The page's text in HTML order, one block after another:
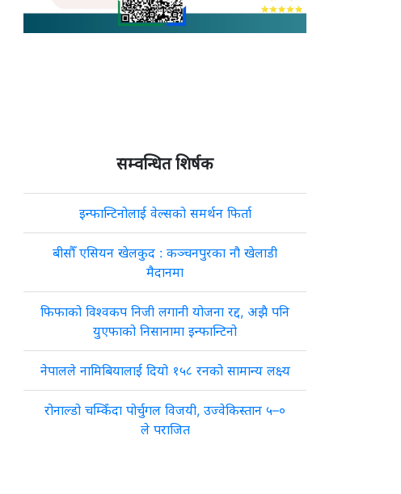
सम्वन्धित शिर्षक
इन्फान्टिनोलाई वेल्सको समर्थन फिर्ता
बीसौँ एसियन खेलकुद : कञ्चनपुरका नौ खेलाडी
मैदानमा
फिफाको विश्वकप निजी लगानी योजना रद्द, अझै पनि
युएफाको निसानामा इन्फान्टिनो
नेपालले नामिबियालाई दियो १५८ रनको सामान्य लक्ष्य
रोनाल्डो चम्किँदा पोर्चुगल विजयी, उज्वेकिस्तान ५–०
ले पराजित